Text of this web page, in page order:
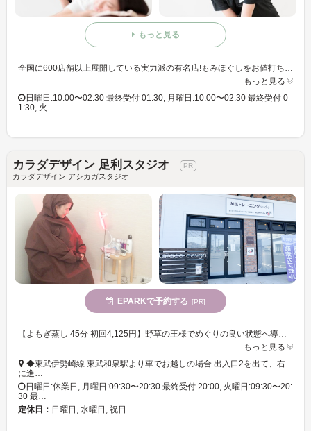
もっと見る
全国に600店舗以上展開している実力派の有名店!もみほぐしをお値打ち価格で☆60分3,980円(りらくるアプリ会員価格3,600円)
もっと見る
日曜日:10:00〜02:30 最終受付 01:30, 月曜日:10:00〜02:30 最終受付 0
1:30, 火…
カラダデザイン 足利スタジオ
カラダデザイン アシカガスタジオ
EPARKで予約する [PR]
もっと見る
◆東武伊勢崎線 東武和泉駅より車でお越しの場合 出入口2を出て、右
に進…
日曜日:休業日, 月曜日:09:30〜20:30 最終受付 20:00, 火曜日:09:30〜20:
30 最…
定休日： 日曜日, 水曜日, 祝日